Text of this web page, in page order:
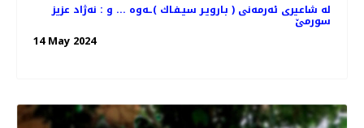
له‌ شاعیری ئه‌رمه‌نی ( بـارویـر سیـفـاك )ـه‌وه‌ ... و : نه‌ژاد عزیز
سورمێ
14 May 2024